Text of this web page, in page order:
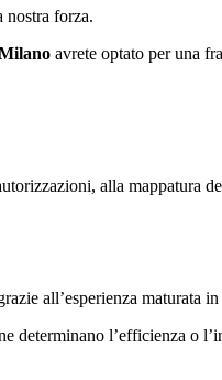
nostra forza.
avrete optato per una
alla mappatura
all’esperienza maturata
determinano l’efficienza o